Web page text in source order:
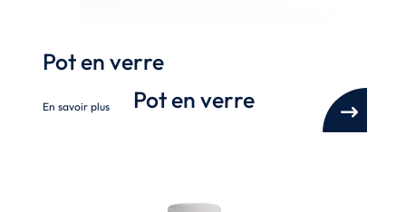
Pot en verre
Pot en verre
En savoir plus